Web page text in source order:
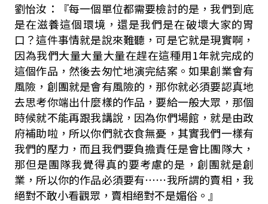
劉怡汝：『每一個單位都需要檢討的是，我們到底
是在滋養這個環境，還是我們是在破壞大家的胃
口？這件事情就是說來難聽，可是它就是現實啊，
因為我們大量大量大量在趕在這種用1年就完成的
這個作品，然後去匆忙地演完結案。如果創業會有
風險，創團就是會有風險的，那你就必須要認真地
去思考你端出什麼樣的作品，要給一般大眾，那個
時候就不能再跟我講說，因為你們場館，就是由政
府補助啦，所以你們就衣食無憂，其實我們一樣有
我們的壓力，而且我們要負擔責任是會比團隊大，
那但是團隊我覺得真的要考慮的是，創團就是創
業，所以你的作品必須要有⋯⋯我所謂的賣相，我
絕對不敢小看觀眾，賣相絕對不是媚俗。』